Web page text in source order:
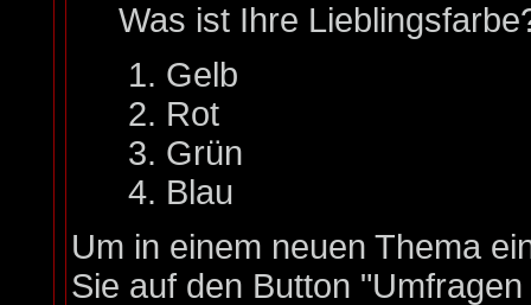
Was ist Ihre
Gelb
Rot
Grün
Blau
Um in einem neuen Thema
Sie auf den Button